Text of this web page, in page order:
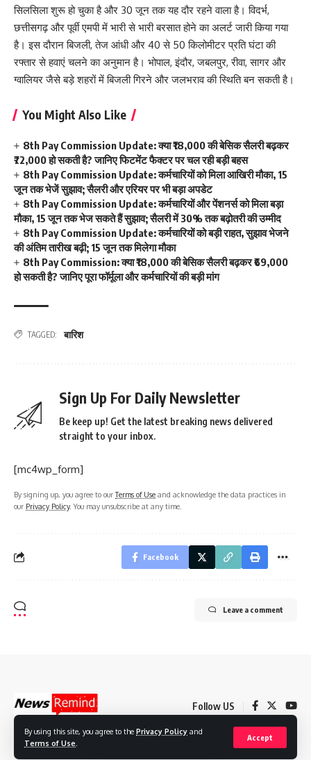
By using this site, you agree to the Privacy Policy and
Terms of Use
Accept
सिलसिला शुरू हो चुका है और 30 जून तक यह दौर रहने वाला है। विदर्भ,
छत्तीसगढ़ और पूर्वी एमपी में भारी से भारी बरसात होने का अलर्ट जारी किया गया
है। इस दौरान बिजली, तेज आंधी और 40 से 50 किलोमीटर प्रति घंटा की
रफ्तार से हवाएं चलने का अनुमान है। भोपाल, इंदौर, जबलपुर, रीवा, सागर और
ग्वालियर जैसे बड़े शहरों में बिजली गिरने और जलभराव की स्थिति बन सकती है।
You Might Also Like
8th Pay Commission Update: क्या ₹18,000 की बेसिक सैलरी बढ़कर
₹72,000 हो सकती है? जानिए फिटमेंट फैक्टर पर चल रही बड़ी बहस
8th Pay Commission Update: कर्मचारियों को मिला आखिरी मौका, 15
जून तक भेजें सुझाव; सैलरी और एरियर पर भी बड़ा अपडेट
8th Pay Commission Update: कर्मचारियों और पेंशनर्स को मिला बड़ा
मौका, 15 जून तक भेज सकते हैं सुझाव; सैलरी में 30% तक बढ़ोतरी की उम्मीद
8th Pay Commission Update: कर्मचारियों को बड़ी राहत, सुझाव भेजने
की अंतिम तारीख बढ़ी; 15 जून तक मिलेगा मौका
8th Pay Commission: क्या ₹18,000 की बेसिक सैलरी बढ़कर ₹69,000
हो सकती है? जानिए पूरा फॉर्मूला और कर्मचारियों की बड़ी मांग
TAGGED: बारिश
Sign Up For Daily Newsletter
Be keep up! Get the latest breaking news delivered
straight to your inbox.
[mc4wp_form]
By signing up, you agree to ourTerms of Use and acknowledge the data practices in
our Privacy Policy. You may unsubscribe at any time.
Facebook
Leave a comment
Follow US
© 2022 Foxiz News Network. Ruby Design Company. All Rights Reserved.